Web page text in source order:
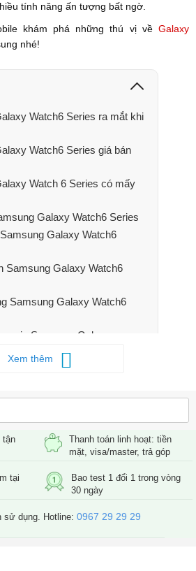
tính năng ấn tượng bất ngờ.
khám phá những thú vị về Galaxy
nhé!
Watch6 Series ra mắt khi
Watch6 Series giá bán
Watch 6 Series có mấy
Galaxy Watch6 Series
Galaxy Watch6
Samsung Galaxy Watch6
Samsung Galaxy Watch6
pin Samsung Galaxy
Watch6 Series đã nâng
Xem thêm
tận
Thanh toán linh hoạt: tiền
mặt, visa/master, trả góp
tại
Bao test 1 đổi 1 trong vòng
30 ngày
sử dụng. Hotline: 0967 29 29 29